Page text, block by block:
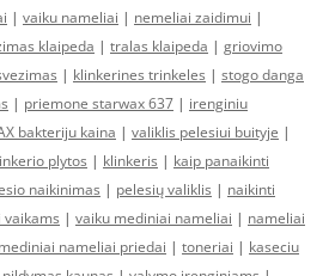
| vaiku nameliai | nemeliai zaidimui |
klaipeda | tralas klaipeda | griovimo
| klinkerines trinkeles | stogo danga
| priemone starwax 637 | irenginiu
bakteriju kaina | valiklis pelesiui buityje |
plytos | klinkeris | kaip panaikinti
naikinimas | pelesių valiklis | naikinti
| vaiku mediniai nameliai | nameliai
mediniai nameliai priedai | toneriai | kaseciu